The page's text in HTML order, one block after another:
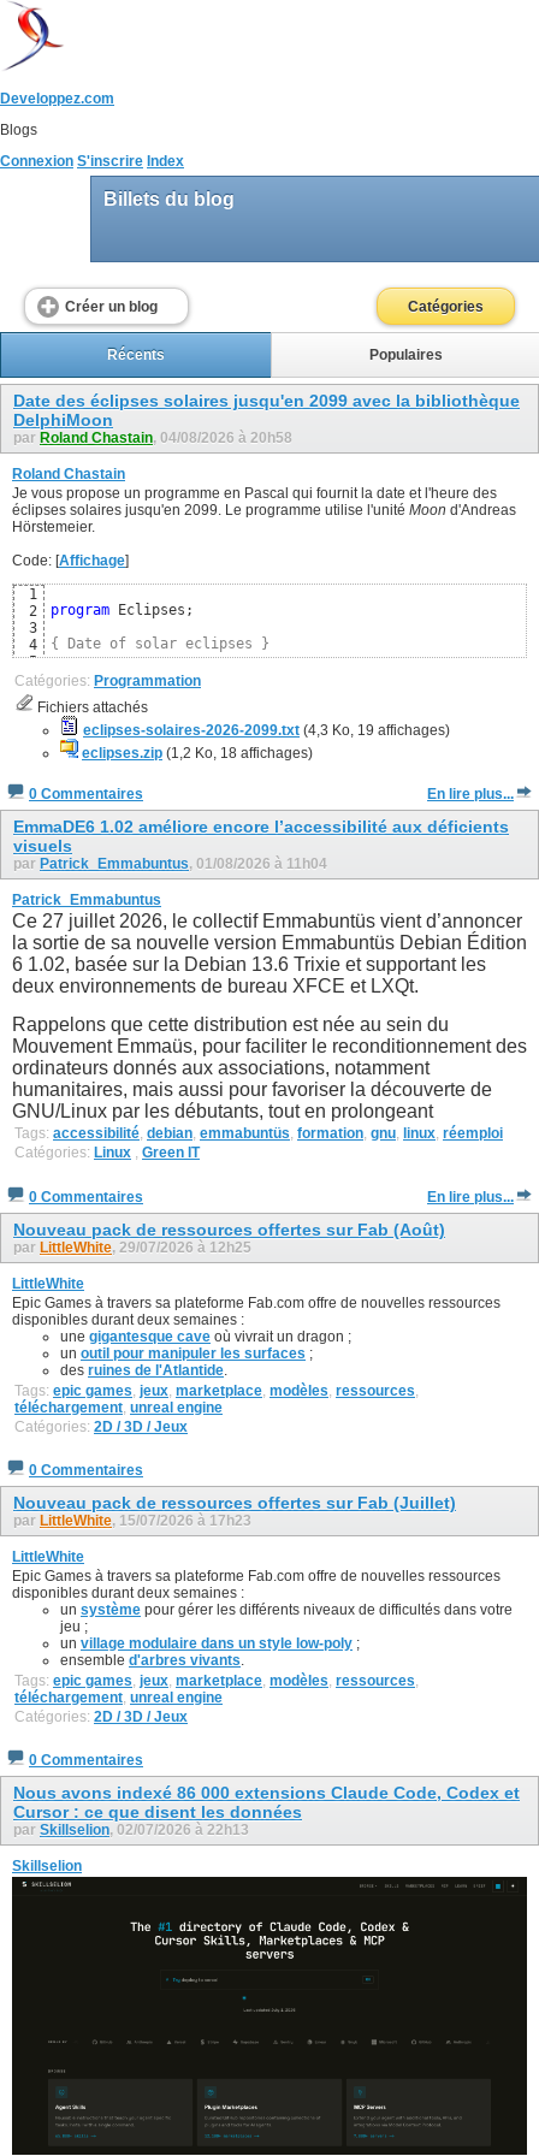
Developpez.com
Blogs
Connexion S'inscrire Index
Billets du blog
Créer un blog Catégories
Récents Populaires
Date des éclipses solaires jusqu'en 2099 avec la bibliothèque
DelphiMoon
par Roland Chastain, 04/08/2026 à 20h58
Roland Chastain
Je vous propose un programme en Pascal qui fournit la date et l'heure des
éclipses solaires jusqu'en 2099. Le programme utilise l'unité Moon d'Andreas
Hörstemeier.
Code: [Affichage]
1
2
3
4
5
6
7
8
12
13
14
program Eclipses;
{ Date of solar eclipses }
uses
  Moon;
{ https://github.com/wp-xyz/delphimoon }
const
  CSolarEclipse =
TRUE ; { Uniquement les éclipses
{$DEFINE FRENCH}
{$IFDEF FRENCH}
Catégories: Programmation
Fichiers attachés
eclipses-solaires-2026-2099.txt (4,3 Ko, 19 affichages)
eclipses.zip (1,2 Ko, 18 affichages)
0 Commentaires En lire plus...
EmmaDE6 1.02 améliore encore l’accessibilité aux déficients
visuels
par Patrick_Emmabuntus, 01/08/2026 à 11h04
Patrick_Emmabuntus
Ce 27 juillet 2026, le collectif Emmabuntüs vient d’annoncer
la sortie de sa nouvelle version Emmabuntüs Debian Édition
6 1.02, basée sur la Debian 13.6 Trixie et supportant les
deux environnements de bureau XFCE et LXQt.
Rappelons que cette distribution est née au sein du
Mouvement Emmaüs, pour faciliter le reconditionnement des
ordinateurs donnés aux associations, notamment
humanitaires, mais aussi pour favoriser la découverte de
GNU/Linux par les débutants, tout en prolongeant
Tags: accessibilité, debian, emmabuntüs, formation, gnu, linux, réemploi
Catégories: Linux , Green IT
0 Commentaires En lire plus...
Nouveau pack de ressources offertes sur Fab (Août)
par LittleWhite, 29/07/2026 à 12h25
LittleWhite
Epic Games à travers sa plateforme Fab.com offre de nouvelles ressources
disponibles durant deux semaines :
une gigantesque cave où vivrait un dragon ;
un outil pour manipuler les surfaces ;
des ruines de l'Atlantide.
Tags: epic games jeux marketplace modèles ressources
téléchargement unreal engine
Catégories: 2D / 3D / Jeux
0 Commentaires
Nouveau pack de ressources offertes sur Fab (Juillet)
par LittleWhite, 15/07/2026 à 17h23
LittleWhite
Epic Games à travers sa plateforme Fab.com offre de nouvelles ressources
disponibles durant deux semaines :
un système pour gérer les différents niveaux de difficultés dans votre
jeu ;
un village modulaire dans un style low-poly ;
ensemble d'arbres vivants.
Tags: epic games jeux marketplace modèles ressources
téléchargement unreal engine
Catégories: 2D / 3D / Jeux
0 Commentaires
Nous avons indexé 86 000 extensions Claude Code, Codex et
Cursor : ce que disent les données
par Skillselion, 02/07/2026 à 22h13
Skillselion